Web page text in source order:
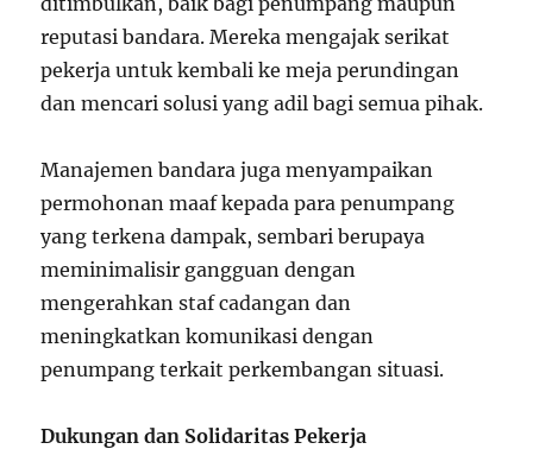
reputasi bandara. Mereka mengajak serikat
pekerja untuk kembali ke meja perundingan
dan mencari solusi yang adil bagi semua pihak.
Manajemen bandara juga menyampaikan
permohonan maaf kepada para penumpang
yang terkena dampak, sembari berupaya
meminimalisir gangguan dengan
mengerahkan staf cadangan dan
meningkatkan komunikasi dengan
penumpang terkait perkembangan situasi.
Dukungan dan Solidaritas Pekerja